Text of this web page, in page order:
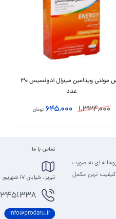
قرص مولتی ویتامین مینرال ادونسیس 30
عدد
1,334,000
645,000 تومان
ای به صورت
کیفیت ترین مکمل
تماس با ما
تبریز، خیابان 17 شهریور جدید، ساختمان 44، داروخانه دکتر فرشید عبادی
3451338
info@prodaru.ir